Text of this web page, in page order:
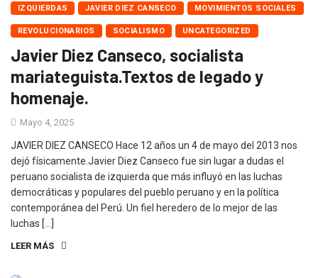
IZQUIERDAS JAVIER DIEZ CANSECO MOVIMIENTOS SOCIALES
REVOLUCIONARIOS SOCIALISMO UNCATEGORIZED
Javier Diez Canseco, socialista
mariateguista.Textos de legado y
homenaje.
Mayo 4, 2025
JAVIER DIEZ CANSECO Hace 12 años un 4 de mayo del 2013 nos
dejó físicamente.Javier Diez Canseco fue sin lugar a dudas el
peruano socialista de izquierda que más influyó en las luchas
democráticas y populares del pueblo peruano y en la política
contemporánea del Perú. Un fiel heredero de lo mejor de las
luchas […]
LEER MÁS